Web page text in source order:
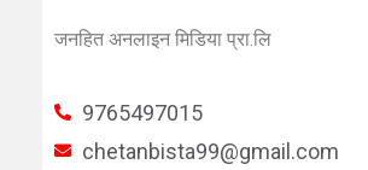
जनहित अनलाइन मिडिया प्रा.लि
9765497015
chetanbista99@gmail.com